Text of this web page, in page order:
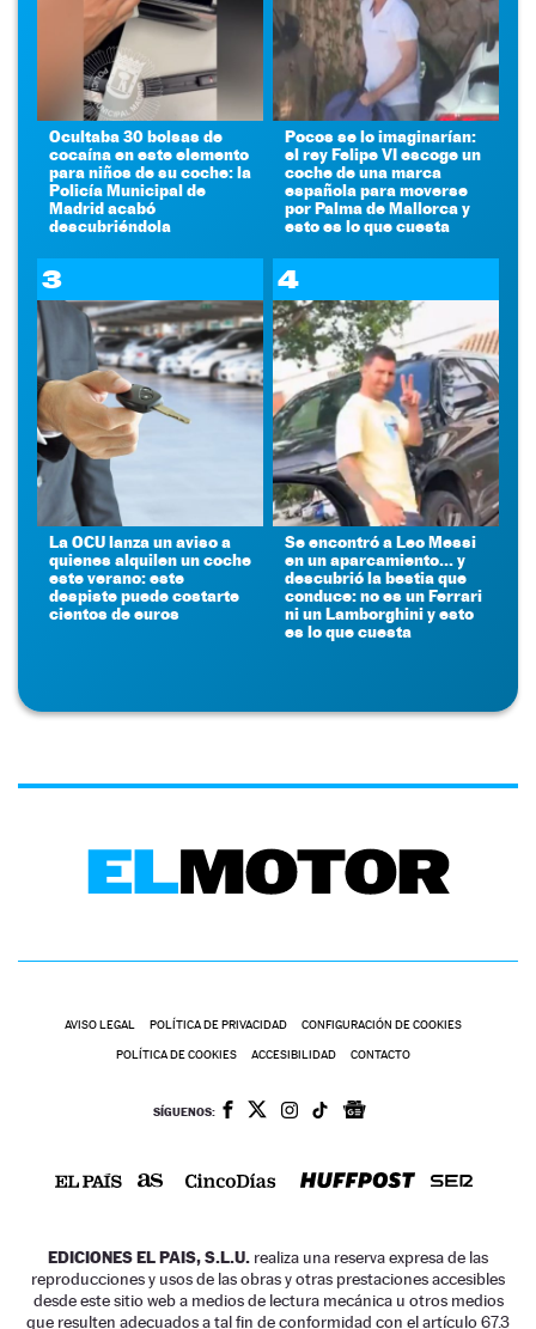
Ocultaba 30 bolsas de
cocaína en este elemento
para niños de su coche: la
Policía Municipal de
Madrid acabó
descubriéndola
Pocos se lo imaginarían:
el rey Felipe VI escoge un
coche de una marca
española para moverse
por Palma de Mallorca y
esto es lo que cuesta
3
La OCU lanza un aviso a
quienes alquilen un coche
este verano: este
despiste puede costarte
cientos de euros
4
Se encontró a Leo Messi
en un aparcamiento... y
descubrió la bestia que
conduce: no es un Ferrari
ni un Lamborghini y esto
es lo que cuesta
AVISO LEGAL POLÍTICA DE PRIVACIDAD CONFIGURACIÓN DE COOKIES
POLÍTICA DE COOKIES ACCESIBILIDAD CONTACTO
SÍGUENOS:
EDICIONES EL PAIS, S.L.U. realiza una reserva expresa de las
reproducciones y usos de las obras y otras prestaciones accesibles
desde este sitio web a medios de lectura mecánica u otros medios
que resulten adecuados a tal fin de conformidad con el artículo 67.3